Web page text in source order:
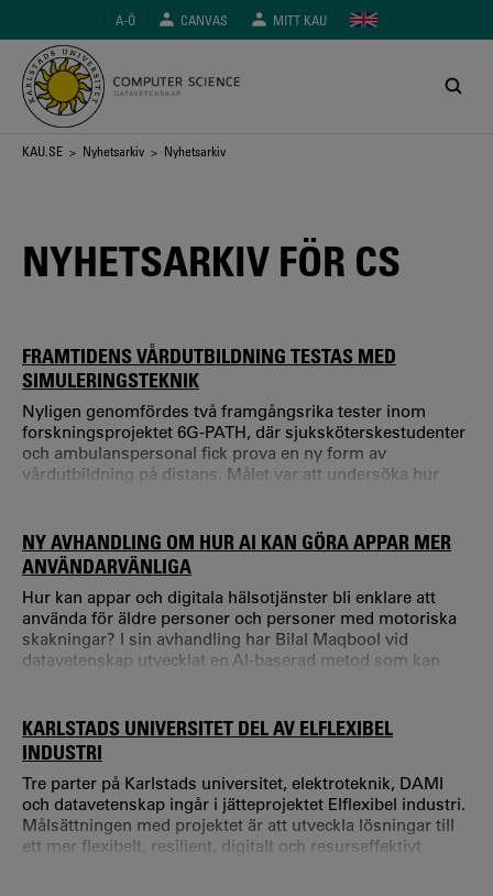
huvudinnehåll
A-Ö CANVAS MITT KAU
Länkstig
KAU.SE > Nyhetsarkiv > Nyhetsarkiv
NYHETSARKIV FÖR CS
FRAMTIDENS VÅRDUTBILDNING TESTAS MED
SIMULERINGSTEKNIK
Nyligen genomfördes två framgångsrika tester inom
forskningsprojektet 6G-PATH, där sjuksköterskestudenter
och ambulanspersonal fick prova en ny form av
vårdutbildning på distans. Målet var att undersöka hur
för att skapa realistiska och tillgängliga utbildningsmiljöer
för vårdpersonal. Under testerna deltog studenterna i
simulerade akutsituationer där de fick träna på
NY AVHANDLING OM HUR AI KAN GÖRA APPAR MER
ANVÄNDARVÄNLIGA
Hur kan appar och digitala hälsotjänster bli enklare att
använda för äldre personer och personer med motoriska
skakningar? I sin avhandling har Bilal Maqbool vid
datavetenskap utvecklat en AI-baserad metod som kan
användarvänliga system behöver utvecklare testa sina
produkter med riktiga användare.
KARLSTADS UNIVERSITET DEL AV ELFLEXIBEL
INDUSTRI
Tre parter på Karlstads universitet, elektroteknik, DAMI
och datavetenskap ingår i jätteprojektet Elflexibel industri.
Målsättningen med projektet är att utveckla lösningar till
ett mer flexibelt, resilient, digitalt och resurseffektivt